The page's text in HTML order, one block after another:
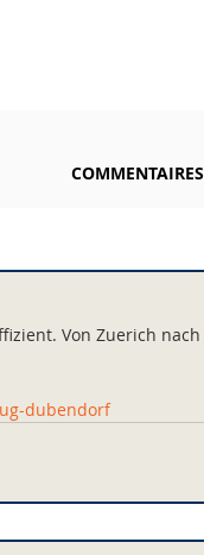
COMMENTAIRES
Von Zuerich nach
dubendorf